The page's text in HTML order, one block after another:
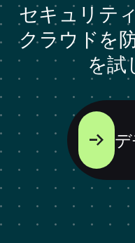
セキュリテ
クラウドを
を試